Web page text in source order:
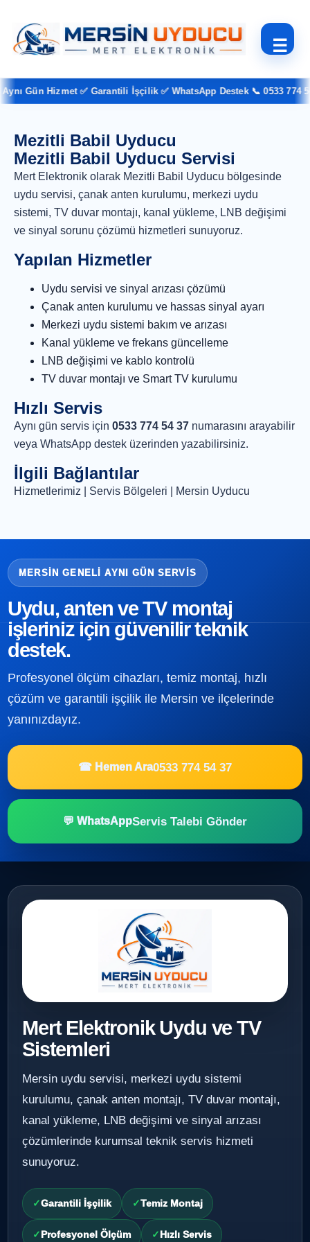
☰
Gün Hizmet ✅ Garantili İşçilik ✅ WhatsApp Destek 📞 0533 774 54
Mezitli Babil Uyducu
Mezitli Babil Uyducu Servisi
Mert Elektronik olarak Mezitli Babil Uyducu bölgesinde
uydu servisi, çanak anten kurulumu, merkezi uydu
sistemi, TV duvar montajı, kanal yükleme, LNB değişimi
ve sinyal sorunu çözümü hizmetleri sunuyoruz.
Yapılan Hizmetler
Uydu servisi ve sinyal arızası çözümü
Çanak anten kurulumu ve hassas sinyal ayarı
Merkezi uydu sistemi bakım ve arızası
Kanal yükleme ve frekans güncelleme
LNB değişimi ve kablo kontrolü
TV duvar montajı ve Smart TV kurulumu
Hızlı Servis
Aynı gün servis için 0533 774 54 37 numarasını arayabilir
veya WhatsApp destek üzerinden yazabilirsiniz.
İlgili Bağlantılar
Hizmetlerimiz Servis Bölgeleri Mersin Uyducu
MERSIN GENELI AYNI GÜN SERVIS
Uydu, anten ve TV montaj
işleriniz için güvenilir teknik
destek.
Profesyonel ölçüm cihazları, temiz montaj, hızlı
çözüm ve garantili işçilik ile Mersin ve ilçelerinde
yanınızdayız.
☎ Hemen Ara0533 774 54 37
💬 WhatsAppServis Talebi Gönder
Mert Elektronik Uydu ve TV
Sistemleri
Mersin uydu servisi, merkezi uydu sistemi
kurulumu, çanak anten montajı, TV duvar montajı,
kanal yükleme, LNB değişimi ve sinyal arızası
çözümlerinde kurumsal teknik servis hizmeti
sunuyoruz.
Garantili İşçilik Temiz Montaj
Profesyonel Ölçüm Hızlı Servis